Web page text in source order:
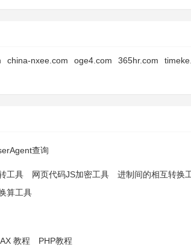
china-nxee.com oge4.com 365hr.com
查询
工具 网页代码JS加密工具
进制间的相互转换
算工具
教程 PHP教程